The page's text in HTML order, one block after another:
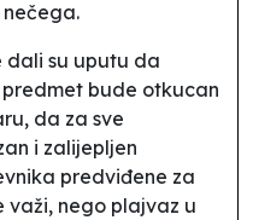
dali su uputu da
bude otkucan
da za sve
i zalijepljen
predviđene za
važi, nego plajvaz u